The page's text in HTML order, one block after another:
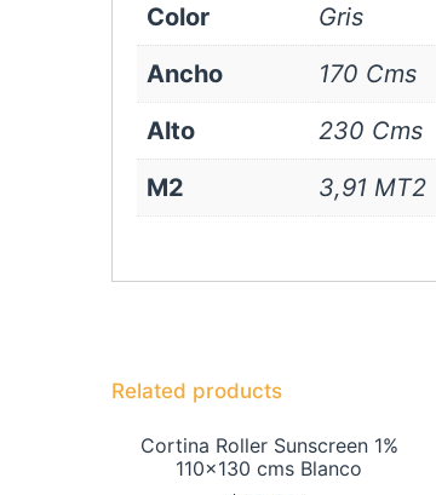
Color
Gris
Ancho
170 Cms
Alto
230 Cms
M2
3,91 MT2
Related products
Cortina Roller Sunscreen 1%
110×130 cms Blanco